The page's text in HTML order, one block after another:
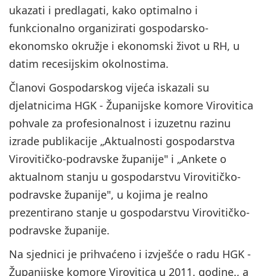
ukazati i predlagati, kako optimalno i
funkcionalno organizirati gospodarsko-
ekonomsko okružje i ekonomski život u RH, u
datim recesijskim okolnostima.
Članovi Gospodarskog vijeća iskazali su
djelatnicima HGK - Županijske komore Virovitica
pohvale za profesionalnost i izuzetnu razinu
izrade publikacije „Aktualnosti gospodarstva
Virovitičko-podravske županije" i „Ankete o
aktualnom stanju u gospodarstvu Virovitičko-
podravske županije", u kojima je realno
prezentirano stanje u gospodarstvu Virovitičko-
podravske županije.
Na sjednici je prihvaćeno i izvješće o radu HGK -
Županijske komore Virovitica u 2011. godine., a